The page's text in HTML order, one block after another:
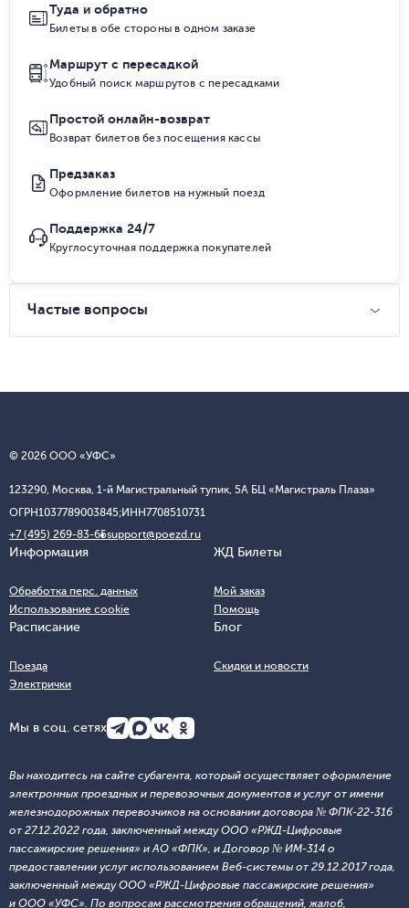
Туда и обратно
Билеты в обе стороны в одном заказе
Маршрут с пересадкой
Удобный поиск маршрутов с пересадками
Простой онлайн-возврат
Возврат билетов без посещения кассы
Предзаказ
Оформление билетов на нужный поезд
Поддержка 24/7
Круглосуточная поддержка покупателей
Частые вопросы
© 2026 ООО «УФС»
123290, Москва, 1-й Магистральный тупик, 5А БЦ «Магистраль Плаза»
ОГРН1037789003845;ИНН7708510731
+7 (495) 269-83-65support@poezd.ru
Информация
Обработка перс. данных
Использование cookie
ЖД Билеты
Мой заказ
Помощь
Расписание
Поезда
Электрички
Блог
Скидки и новости
Мы в соц. сетях
Вы находитесь на сайте субагента, который осуществляет оформление
электронных проездных и перевозочных документов и услуг от имени
железнодорожных перевозчиков на основании договора № ФПК-22-316
от 27.12.2022 года, заключенный между ООО «РЖД-Цифровые
пассажирские решения» и АО «ФПК», и Договор № ИМ-314 о
предоставлении услуг использованием Веб-системы от 29.12.2017 года,
заключенный между ООО «РЖД-Цифровые пассажирские решения»
и ООО «УФС». По вопросам рассмотрения обращений, жалоб,